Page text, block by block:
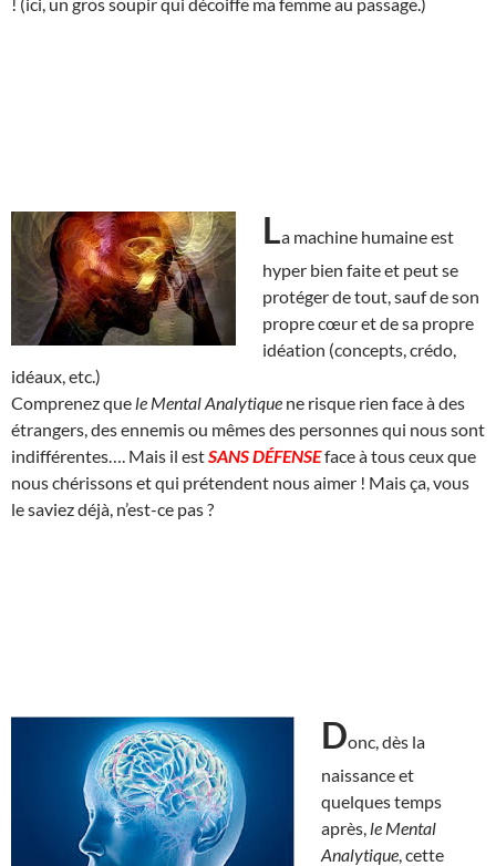
La machine humaine est
hyper bien faite et peut se
protéger de tout, sauf de son
propre cœur et de sa propre
idéation (concepts, crédo,
idéaux, etc.)
Comprenez que le Mental Analytique ne risque rien face à des
étrangers, des ennemis ou mêmes des personnes qui nous sont
indifférentes…. Mais il estSANS DÉFENSEface à tous ceux que
nous chérissons et qui prétendent nous aimer ! Mais ça, vous
le saviez déjà, n’est-ce pas ?
Donc, dès la
naissance et
quelques temps
après, le Mental
Analytique , cette